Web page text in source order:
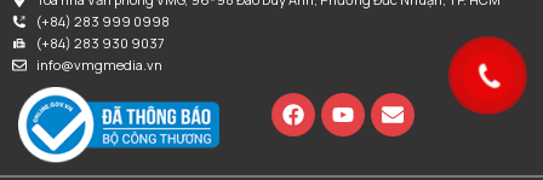
(+84) 283 999 0998
(+84) 283 930 9037
info@vmgmedia.vn